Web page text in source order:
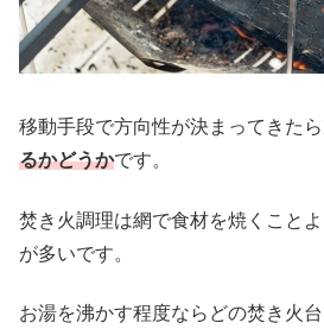
移動手段で方向性が決まってきた
るかどうかです。
焚き火調理は網で食材を焼くこと
が多いです。
お湯を沸かす程度ならどの焚き火